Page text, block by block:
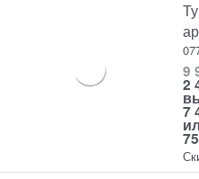
9
2
7